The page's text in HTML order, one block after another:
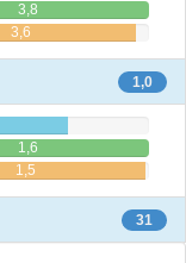
3,8
3,6
1,0
1,6
1,5
31